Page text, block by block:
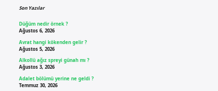
Son Yazılar
Düğüm nedir örnek ?
Ağustos 6, 2026
Avrat hangi kökenden gelir ?
Ağustos 5, 2026
Alkollü ağız spreyi günah mı ?
Ağustos 3, 2026
Adalet bölümü yerine ne geldi ?
Temmuz 30, 2026